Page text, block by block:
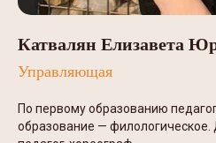
Катвалян Елизавета
Управляющая
По первому образованию
образование —